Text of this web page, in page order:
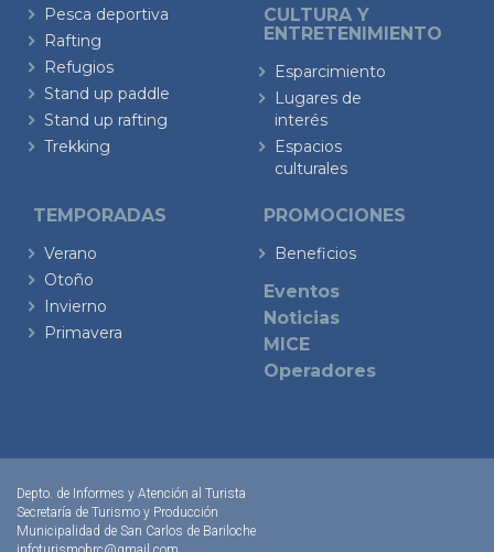
Pesca deportiva
Rafting
Refugios
Stand up paddle
Stand up rafting
Trekking
CULTURA Y
ENTRETENIMIENTO
Esparcimiento
Lugares de
interés
Espacios
culturales
TEMPORADAS
Verano
Otoño
Invierno
Primavera
PROMOCIONES
Beneficios
Eventos
Noticias
MICE
Operadores
Depto. de Informes y Atención al Turista
Secretaría de Turismo y Producción
Municipalidad de San Carlos de Bariloche